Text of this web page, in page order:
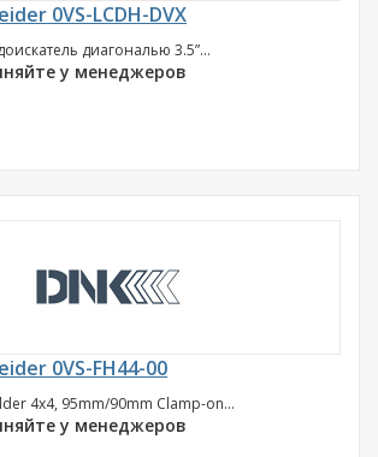
0VS-LCDH-DVX
диагональю 3.5”...
у менеджеров
0VS-FH44-00
4x4, 95mm/90mm Clamp-on...
у менеджеров